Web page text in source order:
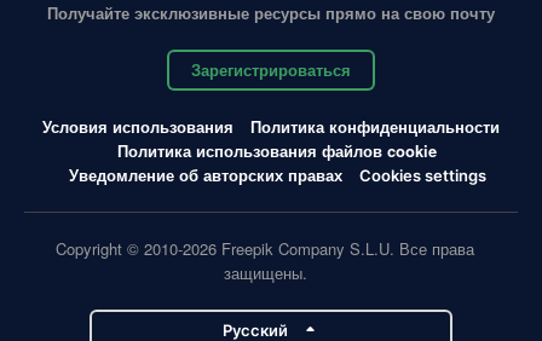
Получайте эксклюзивные ресурсы прямо на свою почту
Зарегистрироваться
Условия использования
Политика конфиденциальности
Политика использования файлов cookie
Уведомление об авторских правах
Cookies settings
Copyright © 2010-2026 Freepik Company S.L.U. Все права
защищены.
Pусский